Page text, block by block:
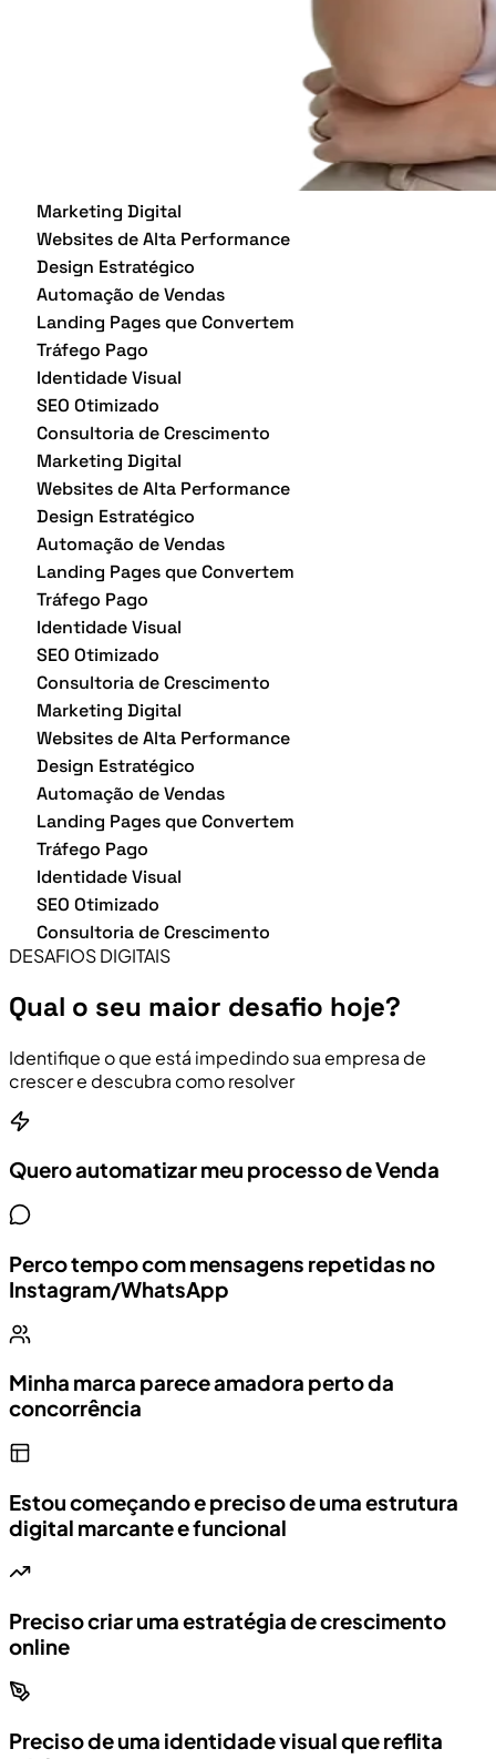
Marketing Digital
Websites de Alta Performance
Design Estratégico
Automação de Vendas
Landing Pages que Convertem
Tráfego Pago
Identidade Visual
SEO Otimizado
Consultoria de Crescimento
Marketing Digital
Websites de Alta Performance
Design Estratégico
Automação de Vendas
Landing Pages que Convertem
Tráfego Pago
Identidade Visual
SEO Otimizado
Consultoria de Crescimento
Marketing Digital
Websites de Alta Performance
Design Estratégico
Automação de Vendas
Landing Pages que Convertem
Tráfego Pago
Identidade Visual
SEO Otimizado
Consultoria de Crescimento
DESAFIOS DIGITAIS
Qual o seu maior desafio hoje?
Identifique o que está impedindo sua empresa de
crescer e descubra como resolver
Quero automatizar meu processo de Venda
Perco tempo com mensagens repetidas no
Instagram/WhatsApp
Minha marca parece amadora perto da
concorrência
Estou começando e preciso de uma estrutura
digital marcante e funcional
Preciso criar uma estratégia de crescimento
online
Preciso de uma identidade visual que reflita